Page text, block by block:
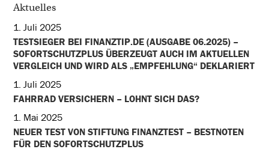
Aktuelles
1. Juli 2025
TESTSIEGER BEI FINANZTIP.DE (AUSGABE 06.2025) –
SOFORTSCHUTZPLUS ÜBERZEUGT AUCH IM AKTUELLEN
VERGLEICH UND WIRD ALS „EMPFEHLUNG“ DEKLARIERT
1. Juli 2025
FAHRRAD VERSICHERN – LOHNT SICH DAS?
1. Mai 2025
NEUER TEST VON STIFTUNG FINANZTEST – BESTNOTEN
FÜR DEN SOFORTSCHUTZPLUS